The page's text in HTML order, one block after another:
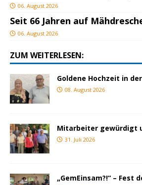
06. August 2026
Seit 66 Jahren auf
06. August 2026
ZUM WEITERLESEN:
Goldene Hochzeit in
08. August 2026
Mitarbeiter gewürdigt
31. Juli 2026
„GemEinsam?!“ – Fest